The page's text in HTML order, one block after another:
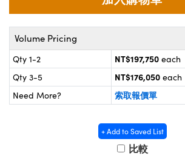
and Couplers | 中繼鏡或耦合鏡
Microscopes | 袖珍顯微鏡
鏡
Interface Cameras | 高速接口相
| 模擬相機
| 成像系統
Labs™
Volume Pricing
Qty 1-2 NT$197,750 each
Qty 3-5
NT$176,050 each
Need More?
索取報價單
+ Add to Saved List
比較